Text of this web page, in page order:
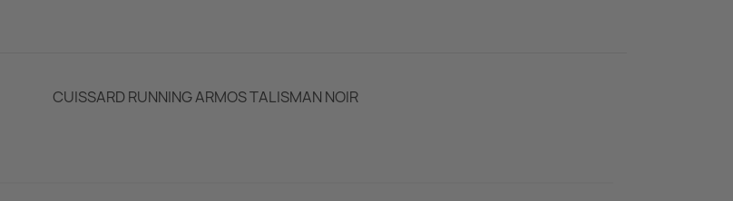
CUISSARD RUNNING ARMOS TALISMAN NOIR